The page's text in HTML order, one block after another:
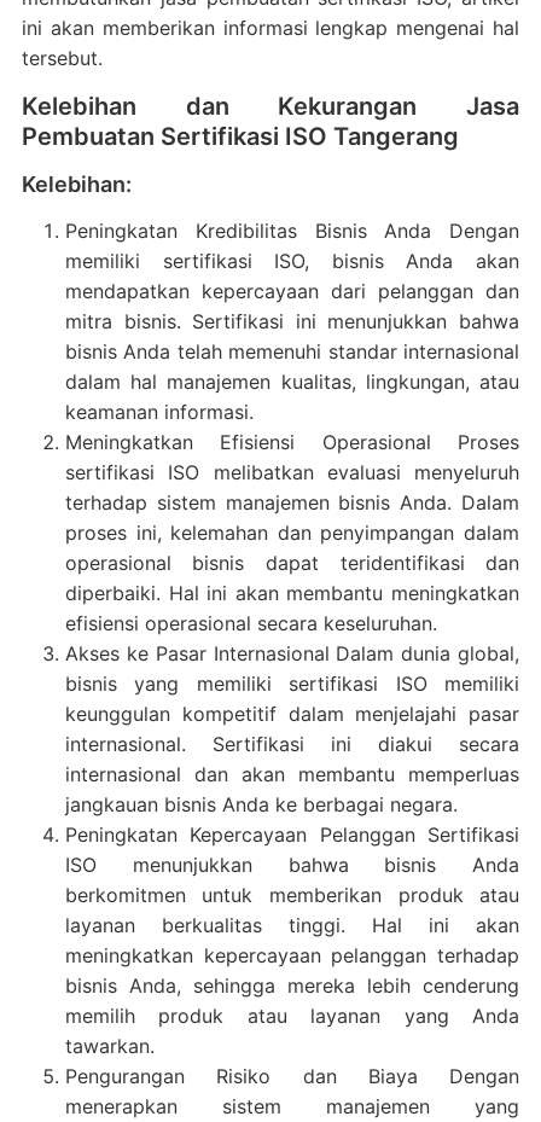
ini akan memberikan informasi lengkap mengenai hal
tersebut.
Kelebihan dan Kekurangan Jasa
Pembuatan Sertifikasi ISO Tangerang
Kelebihan:
Peningkatan Kredibilitas Bisnis Anda Dengan
memiliki sertifikasi ISO, bisnis Anda akan
mendapatkan kepercayaan dari pelanggan dan
mitra bisnis. Sertifikasi ini menunjukkan bahwa
bisnis Anda telah memenuhi standar internasional
dalam hal manajemen kualitas, lingkungan, atau
keamanan informasi.
Meningkatkan Efisiensi Operasional Proses
sertifikasi ISO melibatkan evaluasi menyeluruh
terhadap sistem manajemen bisnis Anda. Dalam
proses ini, kelemahan dan penyimpangan dalam
operasional bisnis dapat teridentifikasi dan
diperbaiki. Hal ini akan membantu meningkatkan
efisiensi operasional secara keseluruhan.
Akses ke Pasar Internasional Dalam dunia global,
bisnis yang memiliki sertifikasi ISO memiliki
keunggulan kompetitif dalam menjelajahi pasar
internasional. Sertifikasi ini diakui secara
internasional dan akan membantu memperluas
jangkauan bisnis Anda ke berbagai negara.
Peningkatan Kepercayaan Pelanggan Sertifikasi
ISO menunjukkan bahwa bisnis Anda
berkomitmen untuk memberikan produk atau
layanan berkualitas tinggi. Hal ini akan
meningkatkan kepercayaan pelanggan terhadap
bisnis Anda, sehingga mereka lebih cenderung
memilih produk atau layanan yang Anda
tawarkan.
Pengurangan Risiko dan Biaya Dengan
menerapkan sistem manajemen yang